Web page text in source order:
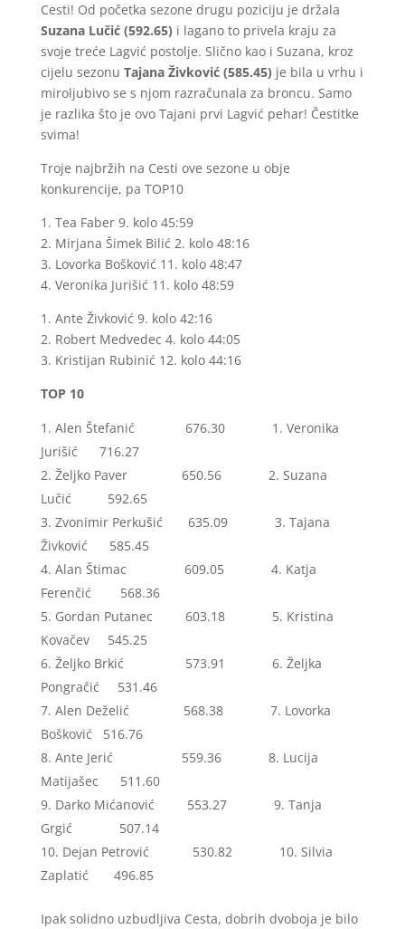
Cesti! Od početka sezone drugu poziciju je držala
Suzana Lučić (592.65) i lagano to privela kraju za
svoje treće Lagvić postolje. Slično kao i Suzana, kroz
cijelu sezonu Tajana Živković (585.45) je bila u vrhu i
miroljubivo se s njom razračunala za broncu. Samo
je razlika što je ovo Tajani prvi Lagvić pehar! Čestitke
svima!
Troje najbržih na Cesti ove sezone u obje
konkurencije, pa TOP10
1. Tea Faber 9. kolo 45:59
2. Mirjana Šimek Bilić 2. kolo 48:16
3. Lovorka Bošković 11. kolo 48:47
4. Veronika Jurišić 11. kolo 48:59
1. Ante Živković 9. kolo 42:16
2. Robert Medvedec 4. kolo 44:05
3. Kristijan Rubinić 12. kolo 44:16
TOP 10
Alen Štefanić 676.30 1. Veronika
Jurišić 716.27
Željko Paver 650.56 2. Suzana
Lučić 592.65
Zvonimir Perkušić 635.09 3. Tajana
Živković 585.45
Alan Štimac 609.05 4. Katja
Ferenčić 568.36
Gordan Putanec 603.18 5. Kristina
Kovačev 545.25
Željko Brkić 573.91 6. Željka
Pongračić 531.46
Alen Deželić 568.38 7. Lovorka
Bošković 516.76
Ante Jerić 559.36 8. Lucija
Matijašec 511.60
Darko Mićanović 553.27 9. Tanja
Grgić 507.14
Dejan Petrović 530.82 10. Silvia
Zaplatić 496.85
Ipak solidno uzbudljiva Cesta, dobrih dvoboja je bilo